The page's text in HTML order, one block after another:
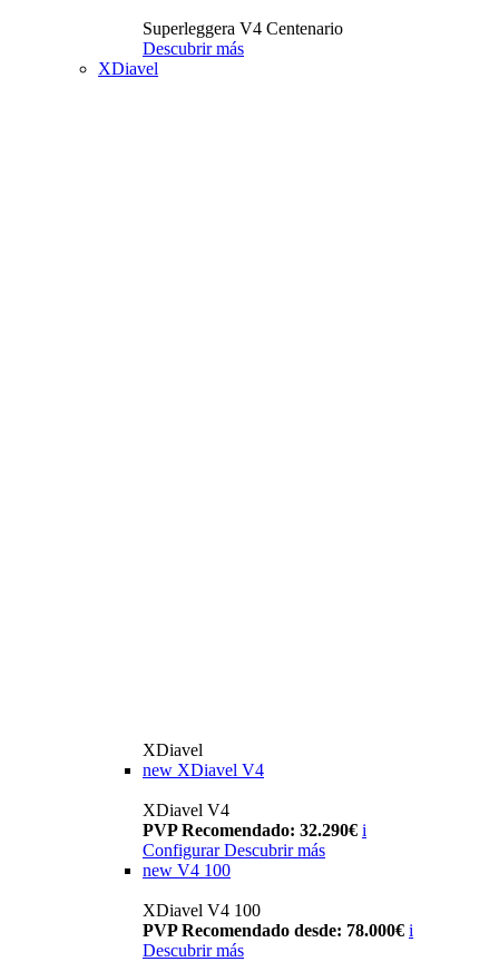
Superleggera V4 Centenario
Descubrir más
XDiavel
XDiavel
new XDiavel V4
XDiavel V4
PVP Recomendado: 32.290€ i
Configurar Descubrir más
new V4 100
XDiavel V4 100
PVP Recomendado desde: 78.000€ i
Descubrir más